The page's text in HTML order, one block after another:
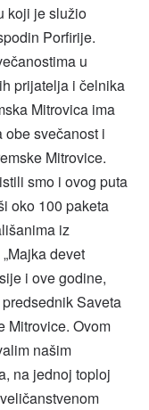
koji je služio
Porfirije.
u
prijatelja i čelnika
Mitrovica ima
svečanost i
Mitrovice.
smo i ovog puta
oko 100 paketa
iz
devet
i ove godine,
Saveta
Mitrovice. Ovom
našim
na jednoj toploj